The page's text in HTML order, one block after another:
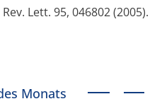
Rev. Lett. 95, 046802 (2005).
Monats